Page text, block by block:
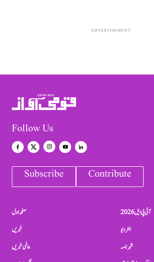
ADVERTISEMENT
Follow Us
Subscribe Contribute
صفحہ اول
خبریں
عالمی خبریں
آئی پی ایل 2026
انٹرویو
شہرنامہ